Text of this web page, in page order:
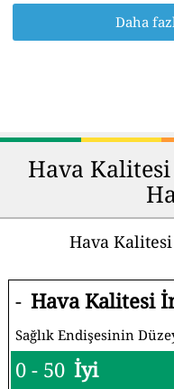
Daha
Hava
Hava
- Hava Kalitesi
Sağlık Endişesinin
0 - 50 İyi